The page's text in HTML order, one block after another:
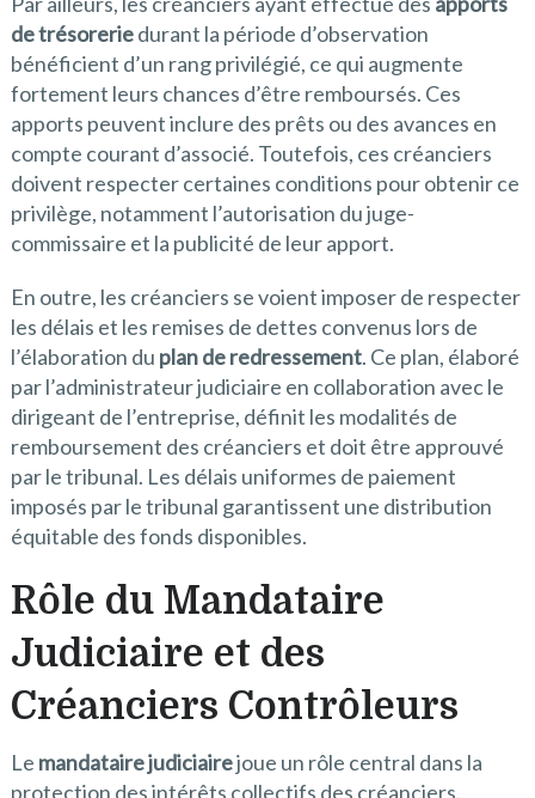
de trésoreriedurant la période d’observation
bénéficient d’un rang privilégié, ce qui augmente
fortement leurs chances d’être remboursés. Ces
apports peuvent inclure des prêts ou des avances en
compte courant d’associé. Toutefois, ces créanciers
doivent respecter certaines conditions pour obtenir ce
privilège, notamment l’autorisation du juge-
commissaire et la publicité de leur apport.
En outre, les créanciers se voient imposer de respecter
les délais et les remises de dettes convenus lors de
l’élaboration du plan de redressement. Ce plan, élaboré
par l’administrateur judiciaire en collaboration avec le
dirigeant de l’entreprise, définit les modalités de
remboursement des créanciers et doit être approuvé
par le tribunal. Les délais uniformes de paiement
imposés par le tribunal garantissent une distribution
équitable des fonds disponibles.
Rôle du Mandataire
Judiciaire et des
Créanciers Contrôleurs
Le mandataire judiciairejoue un rôle central dans la
protection des intérêts collectifs des créanciers.